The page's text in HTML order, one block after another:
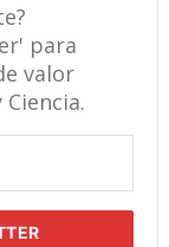
para
valor